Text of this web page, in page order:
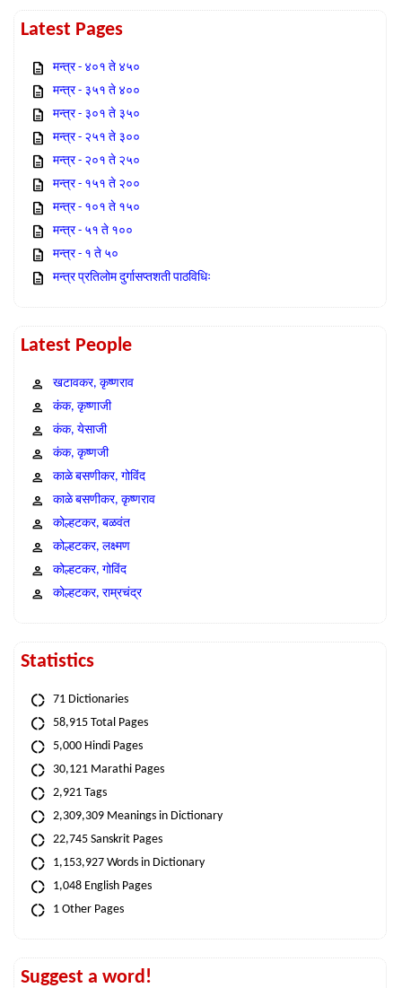
Latest Pages
मन्त्र - ४०१ ते ४५०
मन्त्र - ३५१ ते ४००
मन्त्र - ३०१ ते ३५०
मन्त्र - २५१ ते ३००
मन्त्र - २०१ ते २५०
मन्त्र - १५१ ते २००
मन्त्र - १०१ ते १५०
मन्त्र - ५१ ते १००
मन्त्र - १ ते ५०
मन्त्र प्रतिलोम दुर्गासप्तशती पाठविधिः
Latest People
खटावकर, कृष्णराव
कंक, कृष्णाजी
कंक, येसाजी
कंक, कृष्णजी
काळे बसणीकर, गोविंद
काळे बसणीकर, कृष्णराव
कोल्हटकर, बळवंत
कोल्हटकर, लक्ष्मण
कोल्हटकर, गोविंद
कोल्हटकर, राम्रचंद्र
Statistics
71 Dictionaries
58,915 Total Pages
5,000 Hindi Pages
30,121 Marathi Pages
2,921 Tags
2,309,309 Meanings in Dictionary
22,745 Sanskrit Pages
1,153,927 Words in Dictionary
1,048 English Pages
1 Other Pages
Suggest a word!